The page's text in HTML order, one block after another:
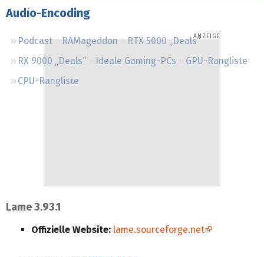
Forum
Podcast RAMageddon
RTX 5000 „Deals“
RX 9000 „Deals“
Ideale Gaming-PCs
GPU-Rangliste
CPU-Rangliste
Audio-Encoding
Lame 3.93.1
Offizielle Website: lame.sourceforge.net